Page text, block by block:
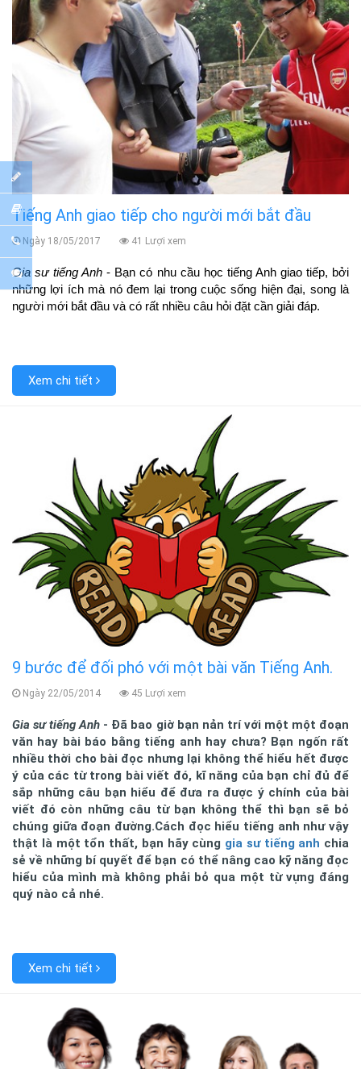
Tiếng Anh giao tiếp cho người mới bắt đầu
Ngày 18/05/2017 41 Lượi xem
Gia sư tiếng Anh - Bạn có nhu cầu học tiếng Anh giao tiếp, bởi
những lợi ích mà nó đem lại trong cuộc sống hiện đại, song là
người mới bắt đầu và có rất nhiều câu hỏi đặt cần giải đáp.
Xem chi tiết
9 bước để đối phó với một bài văn Tiếng Anh.
Ngày 22/05/2014 45 Lượi xem
Gia sư tiếng Anh - Đã bao giờ bạn nản trí với một một đoạn
văn hay bài báo bằng tiếng anh hay chưa? Bạn ngốn rất
nhiều thời cho bài đọc nhưng lại không thể hiểu hết được
ý của các từ trong bài viết đó, kĩ năng của bạn chỉ đủ để
sắp những câu bạn hiểu để đưa ra được ý chính của bài
viết đó còn những câu từ bạn không thể thì bạn sẽ bỏ
chúng giữa đoạn đường.Cách đọc hiểu tiếng anh như vậy
thật là một tổn thất, bạn hãy cùng gia sư tiếng anh chia
sẻ về những bí quyết để bạn có thể nâng cao kỹ năng đọc
hiểu của mình mà không phải bỏ qua một từ vựng đáng
quý nào cả nhé.
Xem chi tiết